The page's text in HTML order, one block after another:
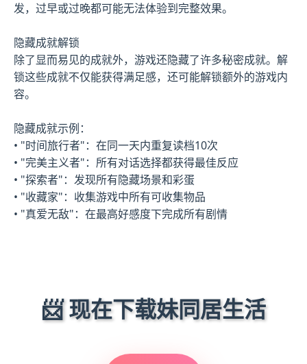
发，过早或过晚都可能无法体验到完整效果。
隐藏成就解锁
除了显而易见的成就外，游戏还隐藏了许多秘密成就。解
锁这些成就不仅能获得满足感，还可能解锁额外的游戏内
容。
隐藏成就示例：
• "时间旅行者"：在同一天内重复读档10次
• "完美主义者"：所有对话选择都获得最佳反应
• "探索者"：发现所有隐藏场景和彩蛋
• "收藏家"：收集游戏中所有可收集物品
• "真爱无敌"：在最高好感度下完成所有剧情
📨 现在下载妹同居生活